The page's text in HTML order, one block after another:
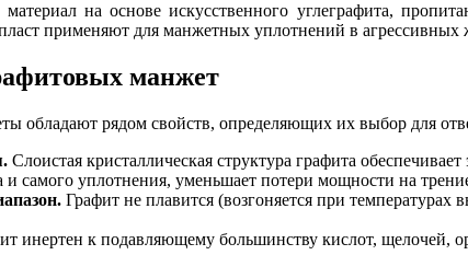
на основе искусственного углеграфита,
применяют для манжетных уплотнений в
манжет
обладают рядом свойств, определяющих их выбор для
Слоистая кристаллическая структура графита
и самого уплотнения, уменьшает потери мощности на
Графит не плавится (возгоняется при
инертен к подавляющему большинству кислот, щелочей,